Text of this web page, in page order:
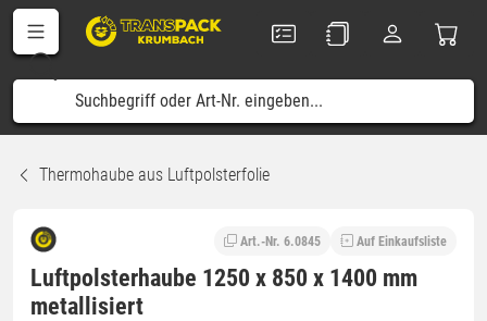
Thermohaube aus Luftpolsterfolie
Art.-Nr. 6.0845 Auf Einkaufsliste
Luftpolsterhaube 1250 x 850 x 1400 mm
metallisiert